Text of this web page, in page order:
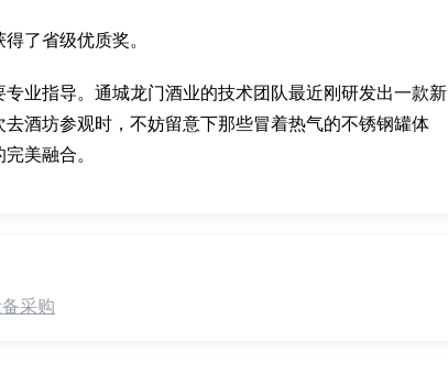
了省级优质奖。
业指导。通城龙门酒业的技术团队最近刚研发出一款新
酒坊参观时，不妨留意下那些冒着热气的不锈钢罐体
美融合。
采购